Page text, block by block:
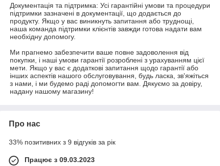
Документація та підтримка: Усі гарантійні умови та процедури
підтримки зазначені в документації, що додається до
продукту. Якщо у вас виникнуть запитання або труднощі,
наша команда підтримки клієнтів завжди готова надати вам
необхідну допомогу.
Ми прагнемо забезпечити ваше повне задоволення від
покупки, і наші умови гарантії розроблені з урахуванням цієї
мети. Якщо у вас є додаткові запитання щодо гарантії або
інших аспектів нашого обслуговування, будь ласка, зв'яжіться
з нами, і ми будемо раді допомогти вам. Дякуємо за довіру,
надану нашому магазину!
Про нас
33% позитивних з 9 відгуків за рік
Працює з 09.03.2023